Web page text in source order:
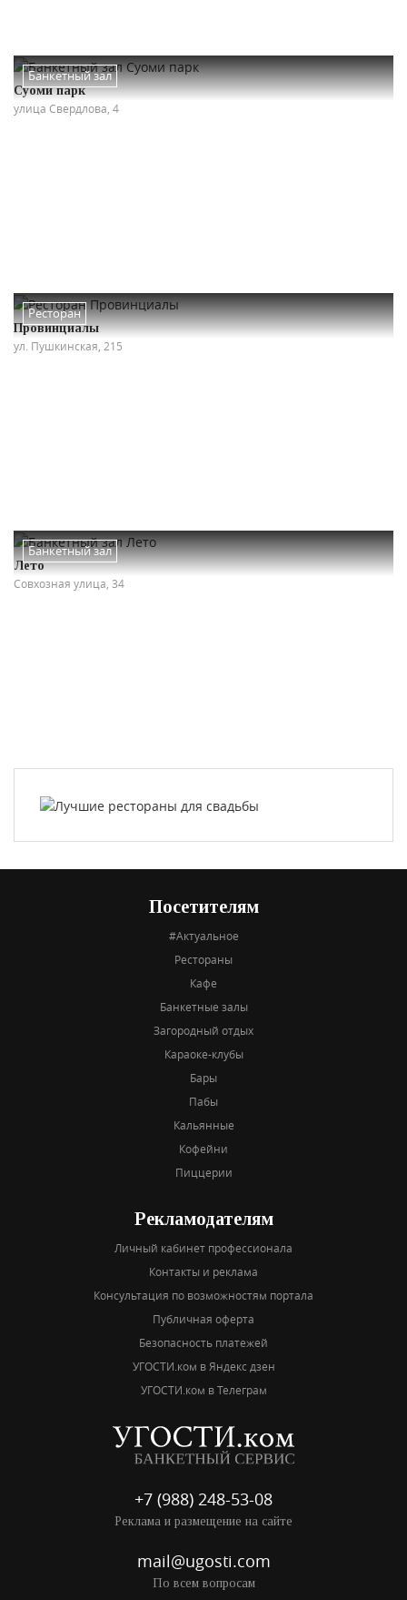
Банкетный зал
Суоми парк
улица Свердлова, 4
Ресторан
Провинциалы
ул. Пушкинская, 215
Банкетный зал
Лето
Совхозная улица, 34
Посетителям
#Актуальное
Рестораны
Кафе
Банкетные залы
Загородный отдых
Караоке-клубы
Бары
Пабы
Кальянные
Кофейни
Пиццерии
Рекламодателям
Личный кабинет профессионала
Контакты и реклама
Консультация по возможностям портала
Публичная оферта
Безопасность платежей
УГОСТИ.ком в Яндекс дзен
УГОСТИ.ком в Телеграм
+7 (988) 248-53-08
Реклама и размещение на сайте
mail@ugosti.com
По всем вопросам